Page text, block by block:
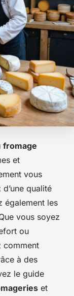
fromage
et
vous
qualité
également les
vous soyez
ou
comment
à des
le guide
et